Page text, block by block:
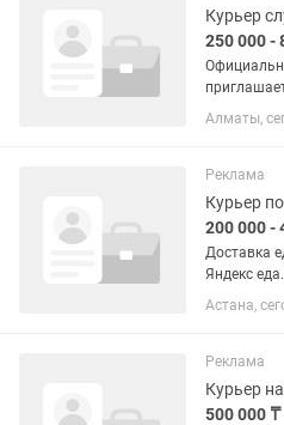
250 000 -
приглашает
Автомобиле 🚶 Пешком 🚴 На
Велосипеде 🛵 На Мотоцикле.
от
Алматы,
Реклама
200 000 -
Доставка
Яндекс еда.
наличие.
Астана,
Реклама
Курьер
500 000 ₸